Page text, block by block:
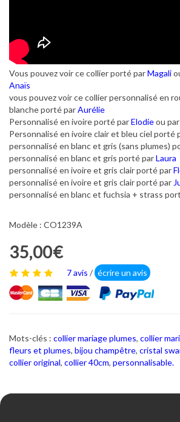
Vous pouvez voir ce collier porté parMagali
Anaïs
vous pouvez voir ce collier personnalisé en
blanche porté parAurélie
Personnalisé en ivoire porté parElodieou par
Personnalisé en ivoire clair et bleu ciel porté
personnalisé en blanc et gris (sans plumes)
personnalisé en blanc et gris porté parLaura
personnalisé en ivoire et gris clair porté par
personnalisé en ivoire et gris clair porté par
personnalisé en blanc et fuchsia + strass
Modèle : CO1239A
35,00€
7 avis / écrire un avis
Mots-clés : collier mariage plumes, collier
fleurs et plumes, bijou champêtre, cristal
collier original, collier 40cm, personnalisable.